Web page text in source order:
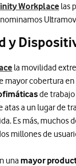
Workplace las
y
la movilidad
mayor cobertura
de
atas a un lugar de
Es más, muchos
millones de
una mayor